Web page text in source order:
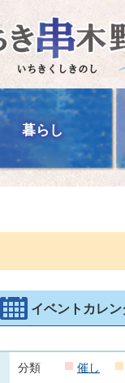
暮らし
イベントカレ
分類 催し